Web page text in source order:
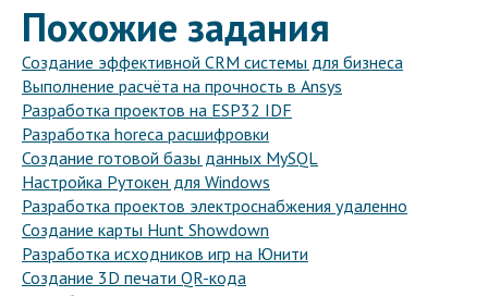
Похожие задания
Создание эффективной CRM системы для бизнеса
Выполнение расчёта на прочность в Ansys
Разработка проектов на ESP32 IDF
Разработка horeca расшифровки
Создание готовой базы данных MySQL
Настройка Рутокен для Windows
Разработка проектов электроснабжения удаленно
Создание карты Hunt Showdown
Разработка исходников игр на Юнити
Создание 3D печати QR-кода